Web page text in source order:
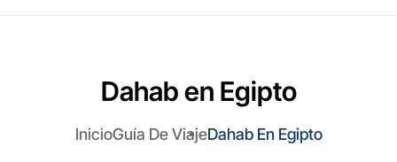
Dahab en Egipto
InicioGuía De ViajeDahab En Egipto